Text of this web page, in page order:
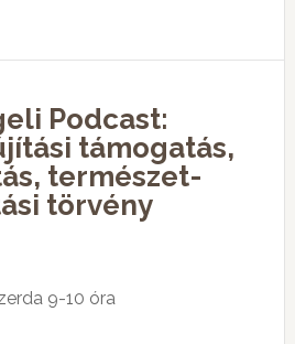
Podcast:
támogatás,
természet-
törvény
9-10 óra